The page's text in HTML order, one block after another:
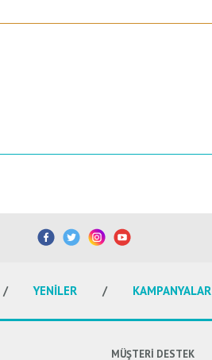
kullanarak tarafımıza iletebilirsiniz.
YENİLER KAMPANYALAR
MÜŞTERİ DESTEK